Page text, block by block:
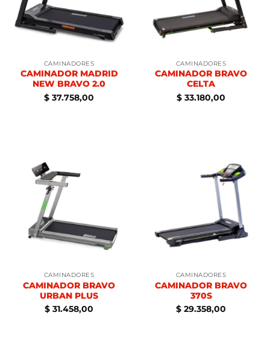
CAMINADORES
CAMINADOR MADRID
NEW BRAVO 2.0
$ 37.758,00
CAMINADORES
CAMINADOR BRAVO
CELTA
$ 33.180,00
CAMINADORES
CAMINADOR BRAVO
URBAN PLUS
$ 31.458,00
CAMINADORES
CAMINADOR BRAVO
370S
$ 29.358,00